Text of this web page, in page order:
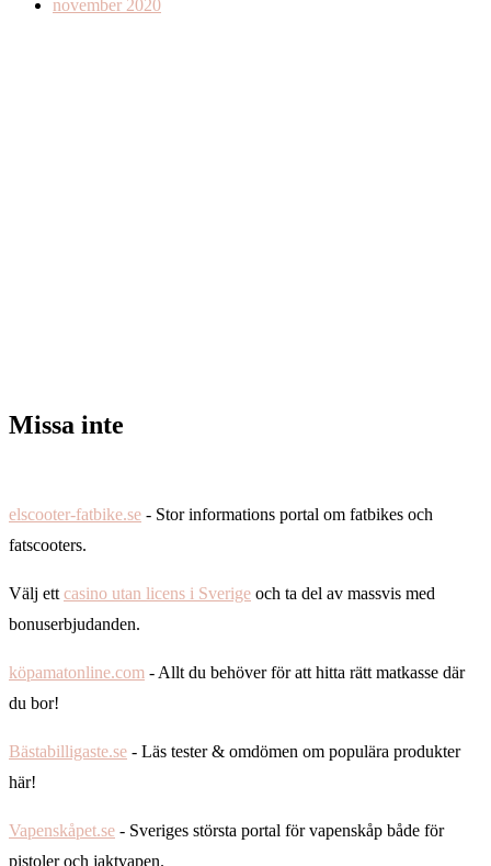
november 2020
Missa inte
elscooter-fatbike.se - Stor informations portal om fatbikes och
fatscooters.
Välj ett casino utan licens i Sverige och ta del av massvis med
bonuserbjudanden.
köpamatonline.com - Allt du behöver för att hitta rätt matkasse där
du bor!
Bästabilligaste.se - Läs tester & omdömen om populära produkter
här!
Vapenskåpet.se - Sveriges största portal för vapenskåp både för
pistoler och jaktvapen.